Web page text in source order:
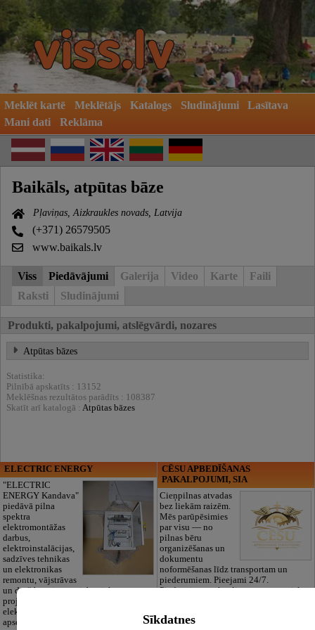
Meklēt kartē Meklētājs Katalogs Sludinājumi
Lasītava
Mani dati
Reklāma
Baikāls, atpūtas bāze
Pļaviņas, Aizkraukles novads, Latvija
(+371) 26579505
www.baikals.lv
Viss Piedāvājumi Galerija Video Karte
Faili
Raksti
Sludinājumi
Produkti, pakalpojumi, atslēgvārdi, nozares
Atpūtas bāzes
Statistika:
Pilnībā apskatīts : 13152
Meklēšnas rezultātos parādīts : 108387
Skatīt arī katalogā : Atpūtas bāzes
ELECTRIC ENERGY
"ELECTRIC
ENERGY Kandava"
piedāvā pilna
spektra
elektromontāžas
darbus,
elektroinstalācijas,
sadzīves tehnikas
un elektronikas
remontu, vājstrāvas
un drošības sistēmu izbūvi, kā arī
projektēšanu, mērījumus un
elektrosaimniecības drošības riskus
apsekošanu.
CĒSU APBEDĪŠANAS
PAKALPOJUMI, SIA
Cieņpilnas atvadas
bez liekām raizēm.
Mēs parūpēsimies
par visu — no
pilnas bēru
organizēšanas un
dokumentu
noformēšanas līdz transportam un
piederumiem. Pieejami 24/7.
Piedāvājam arī kvalitatīvas, autentiskas
Sīkdatnes